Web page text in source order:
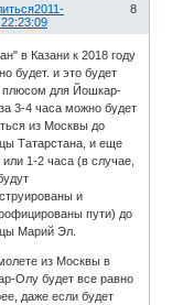
8
2011-
в Казани к 2018 году
будет. и это будет
плюсом для Йошкар-
3-4 часа можно будет
из Москвы до
Татарстана, и еще
или 1-2 часа (в случае,
и
пути) до
Марий Эл.
из Москвы в
Олу будет все равно
даже если будет